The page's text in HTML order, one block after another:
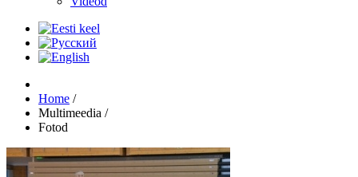
Home /
Multimeedia /
Fotod